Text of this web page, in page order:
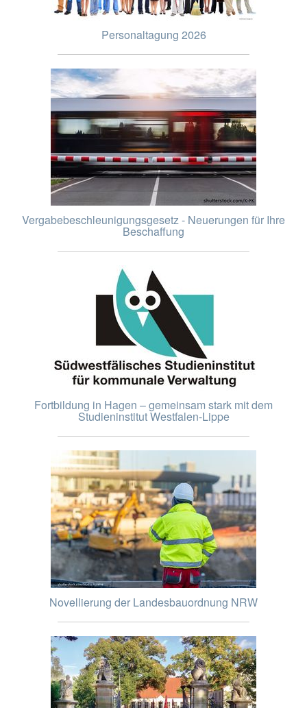
Personaltagung 2026
Vergabebeschleunigungsgesetz - Neuerungen für Ihre
Beschaffung
Fortbildung in Hagen – gemeinsam stark mit dem
Studieninstitut Westfalen-Lippe
Novellierung der Landesbauordnung NRW